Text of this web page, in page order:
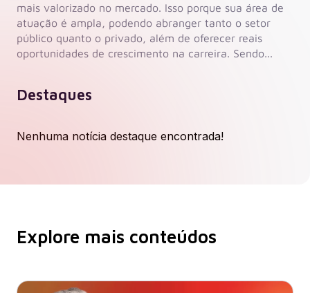
mais valorizado no mercado. Isso porque sua área de
atuação é ampla, podendo abranger tanto o setor
público quanto o privado, além de oferecer reais
oportunidades de crescimento na carreira. Sendo...
Destaques
Nenhuma notícia destaque encontrada!
Explore mais conteúdos​